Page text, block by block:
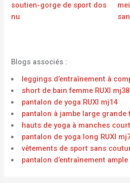
soutien-gorge de sport dos
nu
Blogs associés :
leggings d’entraînement à
short de bain femme RUXI
pantalon de yoga RUXI mj14
pantalon à jambe large grande
hauts de yoga à manches
pantalon de yoga long RUXI
vêtements de sport sans
pantalon d’entraînement ample